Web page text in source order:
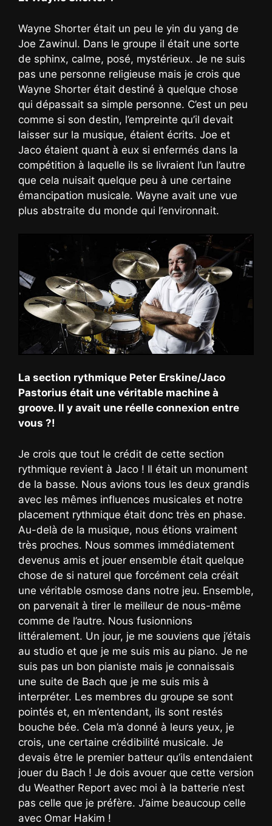
Wayne Shorter était un peu le yin du yang de
Joe Zawinul. Dans le groupe il était une sorte
de sphinx, calme, posé, mystérieux. Je ne suis
pas une personne religieuse mais je crois que
Wayne Shorter était destiné à quelque chose
qui dépassait sa simple personne. C’est un peu
comme si son destin, l’empreinte qu’il devait
laisser sur la musique, étaient écrits. Joe et
Jaco étaient quant à eux si enfermés dans la
compétition à laquelle ils se livraient l’un l’autre
que cela nuisait quelque peu à une certaine
émancipation musicale. Wayne avait une vue
plus abstraite du monde qui l’environnait.
La section rythmique Peter Erskine/Jaco
Pastorius était une véritable machine à
groove. Il y avait une réelle connexion entre
vous ?!
Je crois que tout le crédit de cette section
rythmique revient à Jaco ! Il était un monument
de la basse. Nous avions tous les deux grandis
avec les mêmes influences musicales et notre
placement rythmique était donc très en phase.
Au-delà de la musique, nous étions vraiment
très proches. Nous sommes immédiatement
devenus amis et jouer ensemble était quelque
chose de si naturel que forcément cela créait
une véritable osmose dans notre jeu. Ensemble,
on parvenait à tirer le meilleur de nous-même
comme de l’autre. Nous fusionnions
littéralement. Un jour, je me souviens que j’étais
au studio et que je me suis mis au piano. Je ne
suis pas un bon pianiste mais je connaissais
une suite de Bach que je me suis mis à
interpréter. Les membres du groupe se sont
pointés et, en m’entendant, ils sont restés
bouche bée. Cela m’a donné à leurs yeux, je
crois, une certaine crédibilité musicale. Je
devais être le premier batteur qu’ils entendaient
jouer du Bach ! Je dois avouer que cette version
du Weather Report avec moi à la batterie n’est
pas celle que je préfère. J’aime beaucoup celle
avec Omar Hakim !